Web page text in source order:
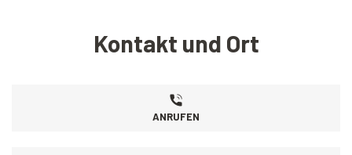
Kontakt und Ort
ANRUFEN